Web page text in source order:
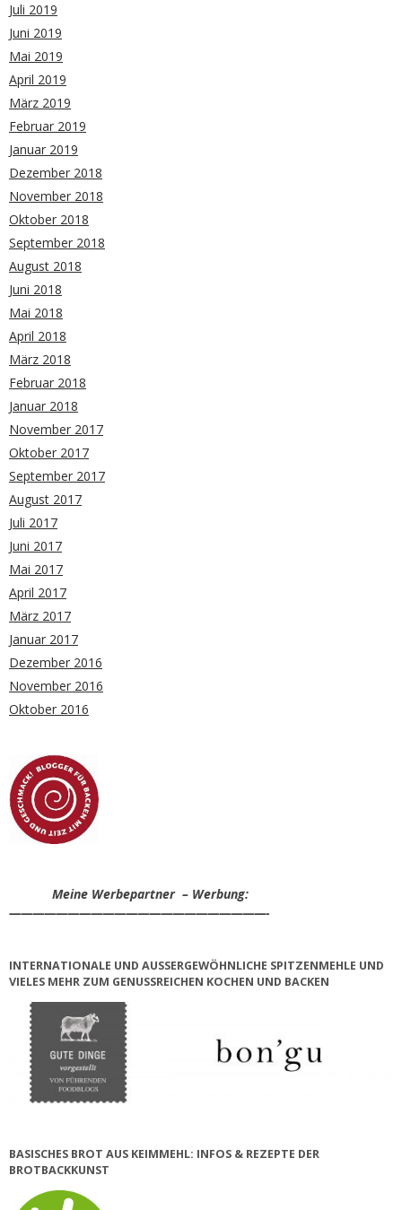
Juli 2019
Juni 2019
Mai 2019
April 2019
März 2019
Februar 2019
Januar 2019
Dezember 2018
November 2018
Oktober 2018
September 2018
August 2018
Juni 2018
Mai 2018
April 2018
März 2018
Februar 2018
Januar 2018
November 2017
Oktober 2017
September 2017
August 2017
Juli 2017
Juni 2017
Mai 2017
April 2017
März 2017
Januar 2017
Dezember 2016
November 2016
Oktober 2016
Meine Werbepartner – Werbung:
——————————————————————-
INTERNATIONALE UND AUSSERGEWÖHNLICHE SPITZENMEHLE UND V
IELES MEHR ZUM GENUSSREICHEN KOCHEN UND BACKEN
BASISCHES BROT AUS KEIMMEHL: INFOS & REZEPTE DER
BROTBACKKUNST